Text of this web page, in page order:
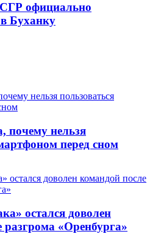
официально
Буханку
почему нельзя
перед сном
остался доволен
разгрома «Оренбурга»